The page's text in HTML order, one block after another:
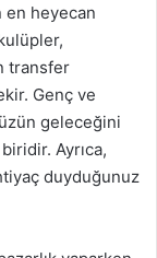
heyecan
transfer
Genç ve
geleceğini
Ayrıca,
duyduğunuz